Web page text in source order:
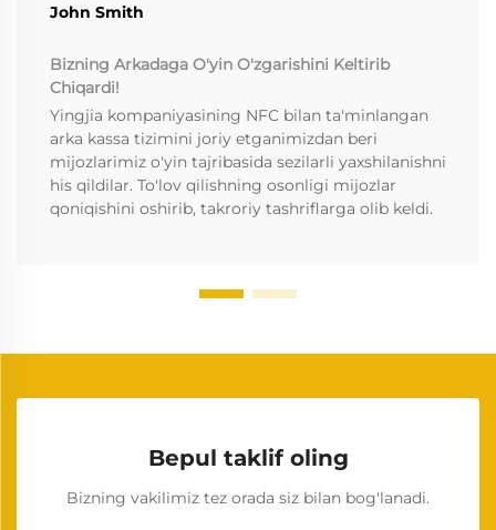
John Smith
Bizning Arkadaga O'yin O'zgarishini Keltirib
Chiqardi!
Yingjia kompaniyasining NFC bilan ta'minlangan
arka kassa tizimini joriy etganimizdan beri
mijozlarimiz o'yin tajribasida sezilarli yaxshilanishni
his qildilar. To'lov qilishning osonligi mijozlar
qoniqishini oshirib, takroriy tashriflarga olib keldi.
Bepul taklif oling
Bizning vakilimiz tez orada siz bilan bog'lanadi.